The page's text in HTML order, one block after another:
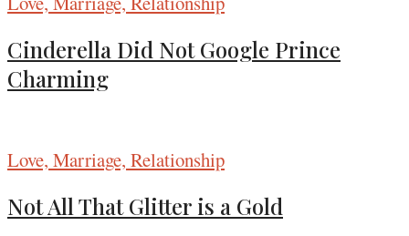
Cinderella Did Not Google Prince
Charming
Love, Marriage, Relationship
Not All That Glitter is a Gold